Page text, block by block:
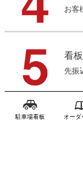
駐車場看板 オーダ
お客
看
先振
デ